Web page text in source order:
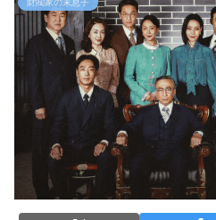
財閥家の末息子